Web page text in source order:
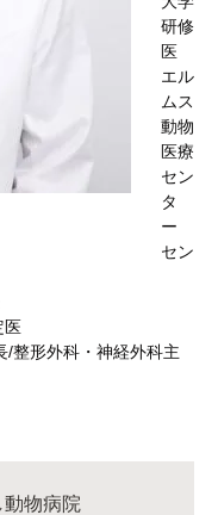
研修
医
エル
ムス
動物
医療
セン
タ
ー
セン
医
/整形外科・神経外科主
物病院